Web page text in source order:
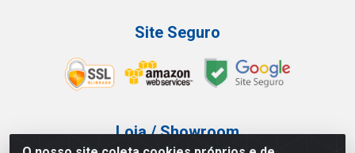
Site Seguro
Loja / Showroom